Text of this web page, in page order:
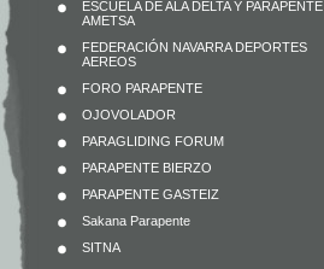
ESCUELA DE ALA DELTA Y PARAPENTE
AMETSA
FEDERACIÓN NAVARRA DEPORTES
AEREOS
FORO PARAPENTE
OJOVOLADOR
PARAGLIDING FORUM
PARAPENTE BIERZO
PARAPENTE GASTEIZ
Sakana Parapente
SITNA